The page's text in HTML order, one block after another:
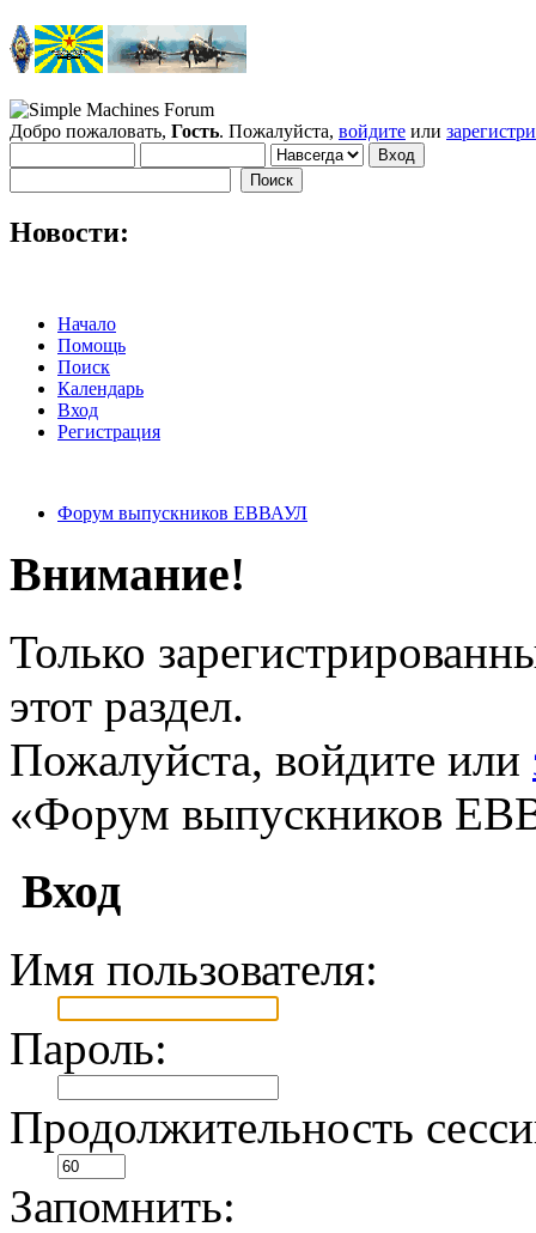
Добро пожаловать, Гость. Пожалуйста, войдите или
Новости:
Начало
Помощь
Поиск
Календарь
Вход
Регистрация
Форум выпускников ЕВВАУЛ
Внимание!
Только
этот раздел.
Пожалуйста, войдите или
«Форум выпускников
Вход
Имя пользователя:
Пароль:
Продолжительность
Запомнить: